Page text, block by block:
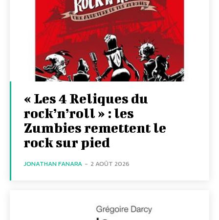
« Les 4 Reliques du
rock’n’roll » : les
Zumbies remettent le
rock sur pied
JONATHAN FANARA - 2 AOÛT 2026